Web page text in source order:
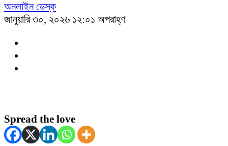
অনলাইন ডেস্ক
জানুয়ারি ৩০, ২০২৬ ১২:০১ অপরাহ্ণ
Spread the love